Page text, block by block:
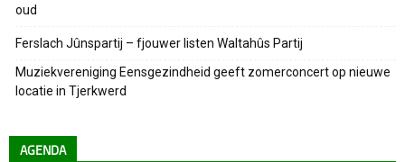
oud
Ferslach Jûnspartij – fjouwer listen Waltahûs Partij
Muziekvereniging Eensgezindheid geeft zomerconcert op nieuwe
locatie in Tjerkwerd
AGENDA